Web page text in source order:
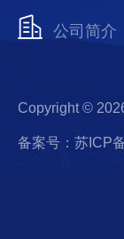
公司简介
Copyright ©
备案号：苏ICP